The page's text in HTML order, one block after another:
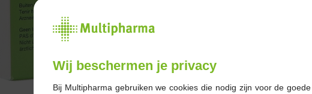
-
Wij beschermen je privacy
Bij Multipharma gebruiken we cookies die nodig zijn voor de